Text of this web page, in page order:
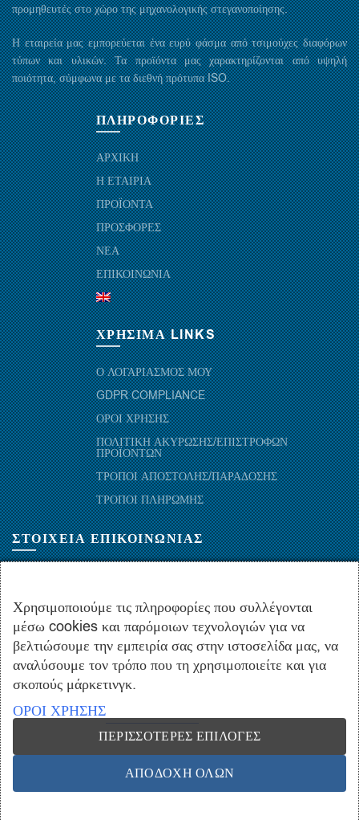
προμηθευτές στο χώρο της μηχανολογικής στεγανοποίησης.
Η εταιρεία μας εμπορεύεται ένα ευρύ φάσμα από τσιμούχες διαφόρων
τύπων και υλικών. Τα προϊόντα μας χαρακτηρίζονται από υψηλή
ποιότητα, σύμφωνα με τα διεθνή πρότυπα ISO.
ΠΛΗΡΟΦΟΡΙΕΣ
ΑΡΧΙΚΗ
Η ΕΤΑΙΡΙΑ
ΠΡΟΪΟΝΤΑ
ΠΡΟΣΦΟΡΕΣ
ΝΕΑ
ΕΠΙΚΟΙΝΩΝΙΑ
ΧΡΗΣΙΜΑ LINKS
Ο ΛΟΓΑΡΙΑΣΜΟΣ ΜΟΥ
GDPR COMPLIANCE
ΟΡΟΙ ΧΡΗΣΗΣ
ΠΟΛΙΤΙΚΗ ΑΚΥΡΩΣΗΣ/ΕΠΙΣΤΡΟΦΩΝ
ΠΡΟΪΟΝΤΩΝ
ΤΡΟΠΟΙ ΑΠΟΣΤΟΛΗΣ/ΠΑΡΑΔΟΣΗΣ
ΤΡΟΠΟΙ ΠΛΗΡΩΜΗΣ
ΣΤΟΙΧΕΙΑ ΕΠΙΚΟΙΝΩΝΙΑΣ
+30.210-5143367,+30.210-5154659,+30.210-5147842
+30.210-5133976
info@hydropac.gr
Δευτ. εως Παρ.: 08:00 - 16:00
Vrisko.gr
Χρησιμοποιούμε τις πληροφορίες που συλλέγονται
μέσω cookies και παρόμοιων τεχνολογιών για να
βελτιώσουμε την εμπειρία σας στην ιστοσελίδα μας, να
αναλύσουμε τον τρόπο που τη χρησιμοποιείτε και για
σκοπούς μάρκετινγκ.
ΟΡΟΙ ΧΡΗΣΗΣ
ΠΕΡΙΣΣΌΤΕΡΕΣ ΕΠΙΛΟΓΈΣ
ΑΠΟΔΟΧΉ ΌΛΩΝ